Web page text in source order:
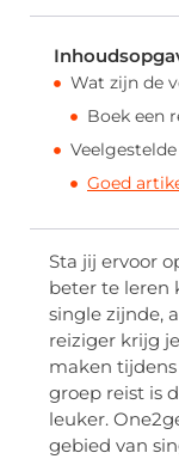
Wat zijn de
Boek een
Goed
Sta jij ervoor
beter te leren
single zijnde,
reiziger krijg
maken
groep reist is
leuker.
gebied van